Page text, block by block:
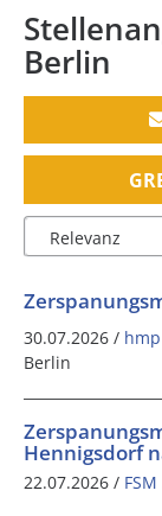
Berlin
30.07.2026 / hmp
Berlin
Hennigsdorf
22.07.2026 /